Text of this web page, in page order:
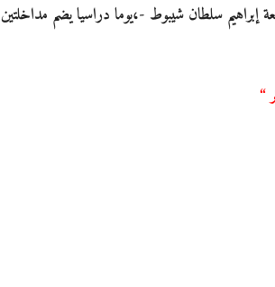
إبراهيم سلطان شيبوط -،يوما دراسيا يضم مداخلتين
“